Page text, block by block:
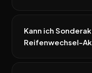
Kann ich
Reifenwechsel-